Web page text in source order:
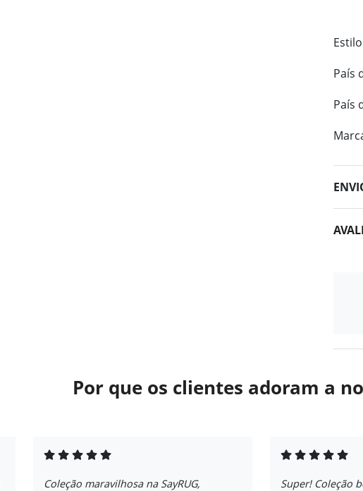
Estilo
País
País
Por que os clientes adoram a
Coleção maravilhosa na SayRUG,
Super! Coleção